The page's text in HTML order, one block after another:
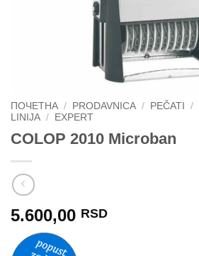
ПОЧЕТНА / PRODAVNICA / PEČATI /
LINIJA / EXPERT
COLOP 2010 Microban
5.600,00 RSD